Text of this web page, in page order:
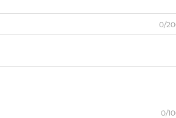
0/
0/